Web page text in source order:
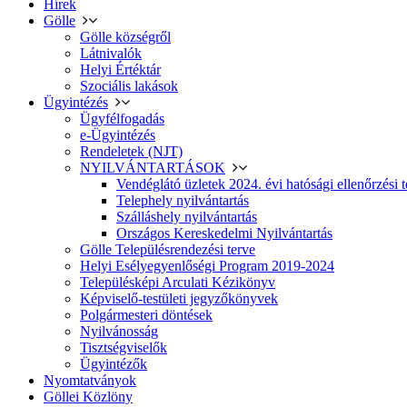
Hírek
Gölle
Gölle községről
Látnivalók
Helyi Értéktár
Szociális lakások
Ügyintézés
Ügyfélfogadás
e-Ügyintézés
Rendeletek (NJT)
NYILVÁNTARTÁSOK
Vendéglátó üzletek 2024. évi hatósági ellenőrzési
Telephely nyilvántartás
Szálláshely nyilvántartás
Országos Kereskedelmi Nyilvántartás
Gölle Településrendezési terve
Helyi Esélyegyenlőségi Program 2019-2024
Településképi Arculati Kézikönyv
Képviselő-testületi jegyzőkönyvek
Polgármesteri döntések
Nyilvánosság
Tisztségviselők
Ügyintézők
Nyomtatványok
Göllei Közlöny